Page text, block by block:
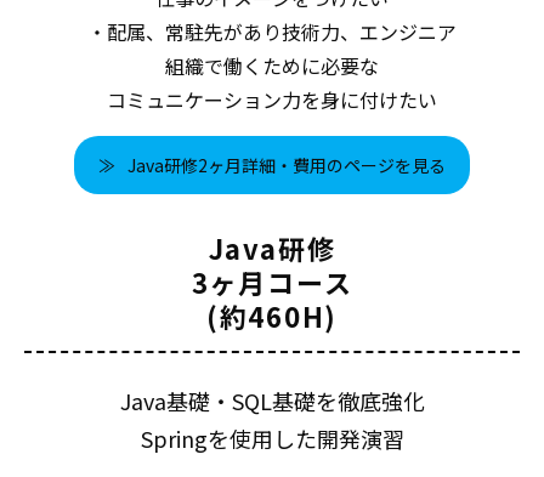
・配属、常駐先があり技術力、エンジニア
組織で働くために必要な
コミュニケーション力を身に付けたい
Java研修2ヶ月詳細・費用のページを見る
Java研修
3ヶ月コース
(約460H)
Java基礎・SQL基礎を徹底強化
Springを使用した開発演習